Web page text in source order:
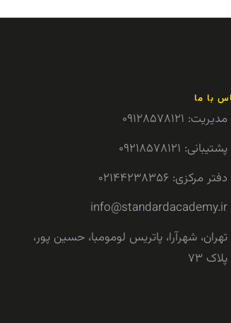
با ما
مدیریت: ۰۹۱۲۸۵۷۸۱۲۱
پشتیبانی: ۰۹۲۱۸۵۷۸۱۲۱
دفتر مرکزی: ۰۲۱۴۴۲۳۸۳۵۶
info@standardacademy.ir
تهران، شهرآرا، پاتریس لومومبا، حسین پور،
پلاک ۷۳